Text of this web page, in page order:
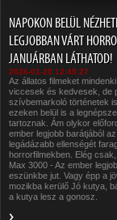
NAPOKON BELÜL
LEGJOBBAN VÁRT
JANUÁRBAN LÁTHATOD!
2026-01-20 12:45:27
Az állatos filmeket
viccesek és kedvesek, de
szívbemarkoló történetek
ezeken belül is a
tartoznak. Ám olykor
ember legjobb barátjából
legádázabb ellenségét
horrorfilmekben. Elég
Max 3000 - Az ember
eszünkbe jut. Vagy épp a
mozikba kerülő Jó kutya,
a kutya lesz a gonosz.